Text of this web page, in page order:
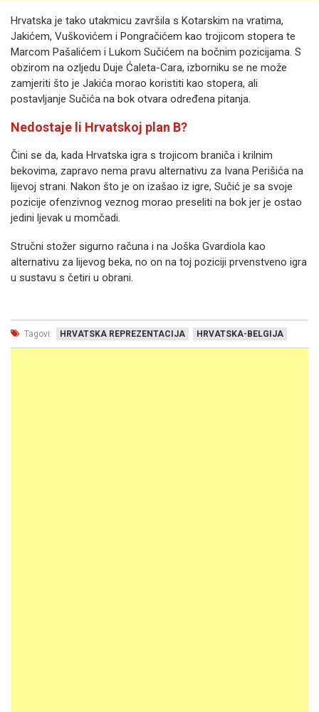
Hrvatska je tako utakmicu završila s Kotarskim na vratima,
Jakićem, Vuškovićem i Pongračićem kao trojicom stopera te
Marcom Pašalićem i Lukom Sučićem na bočnim pozicijama. S
obzirom na ozljedu Duje Ćaleta-Cara, izborniku se ne može
zamjeriti što je Jakića morao koristiti kao stopera, ali
postavljanje Sučića na bok otvara određena pitanja.
Nedostaje li Hrvatskoj plan B?
Čini se da, kada Hrvatska igra s trojicom braniča i krilnim
bekovima, zapravo nema pravu alternativu za Ivana Perišića na
lijevoj strani. Nakon što je on izašao iz igre, Sučić je sa svoje
pozicije ofenzivnog veznog morao preseliti na bok jer je ostao
jedini ljevak u momčadi.
Stručni stožer sigurno računa i na Joška Gvardiola kao
alternativu za lijevog beka, no on na toj poziciji prvenstveno igra
u sustavu s četiri u obrani.
Tagovi: HRVATSKA REPREZENTACIJA HRVATSKA-BELGIJA